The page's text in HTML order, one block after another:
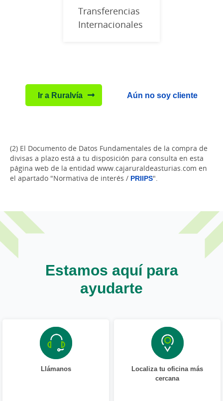
Transferencias
Internacionales
Ir a Ruralvía Aún no soy cliente
(2) El Documento de Datos Fundamentales de la compra de
divisas a plazo está a tu disposición para consulta en esta
página web de la entidad www.cajaruraldeasturias.com en
el apartado "Normativa de interés / PRIIPS".
Estamos aquí para
ayudarte
Llámanos
Localiza tu oficina más
cercana